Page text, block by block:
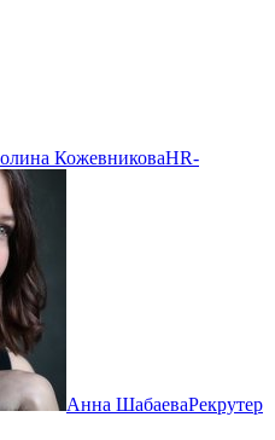
КожевниковаHR-
Анна ШабаеваРекрутер